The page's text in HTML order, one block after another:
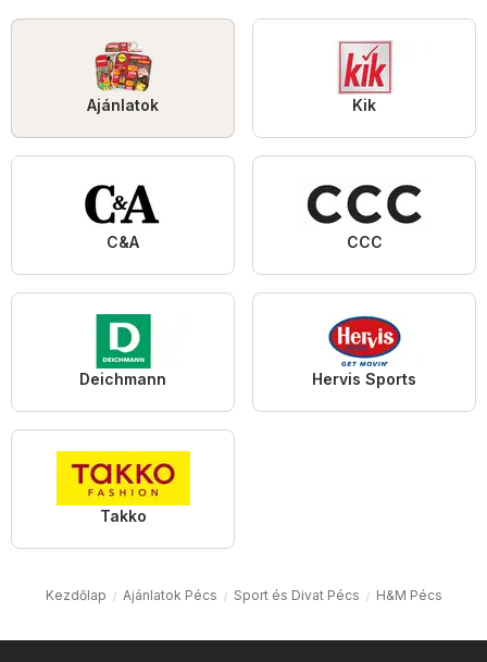
Ajánlatok Kik
C&A CCC
Deichmann Hervis Sports
Takko
Kezdőlap Ajánlatok Pécs Sport és Divat Pécs H&M Pécs